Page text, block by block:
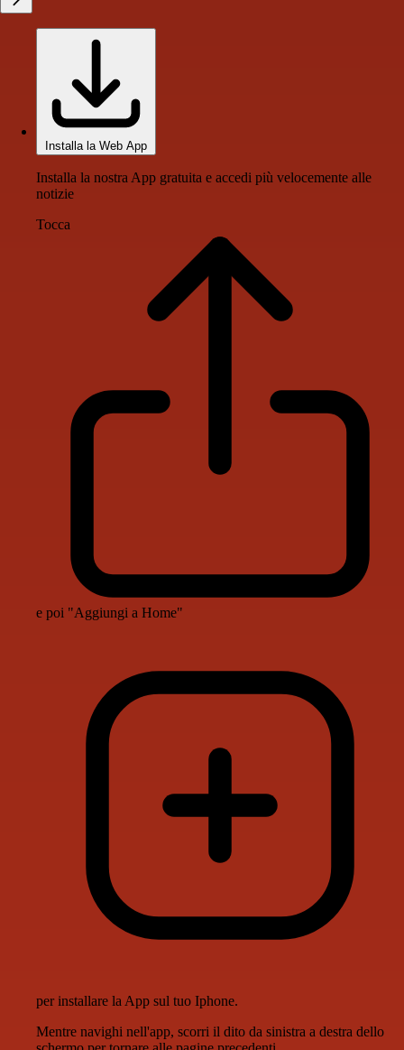
Installa la Web App
Installa la nostra App gratuita e accedi più velocemente alle
notizie
Tocca
e poi "Aggiungi a Home"
per installare la App sul tuo Iphone.
Mentre navighi nell'app, scorri il dito da sinistra a destra dello